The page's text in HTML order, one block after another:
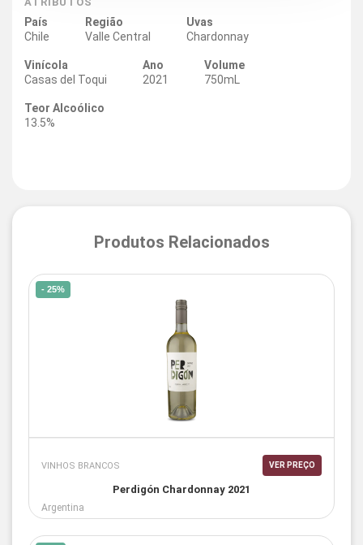
País
Chile
Região
Valle Central
Uvas
Chardonnay
Vinícola
Casas del Toqui
Ano
2021
Volume
750mL
Teor Alcoólico
13.5%
Produtos Relacionados
- 25%
VINHOS BRANCOS VER PREÇO
Perdigón Chardonnay 2021
Argentina